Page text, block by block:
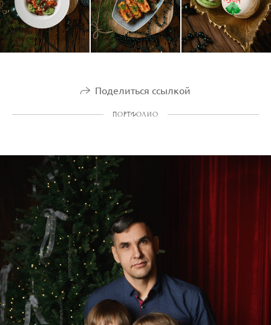
Поделиться ссылкой
ПОРТФОЛИО